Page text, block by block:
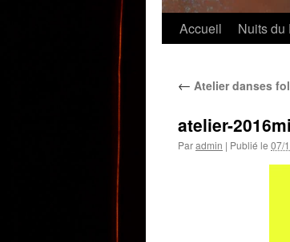
Accueil Nuits du
← Atelier danses
atelier-
Paradmin | Publié le 07/